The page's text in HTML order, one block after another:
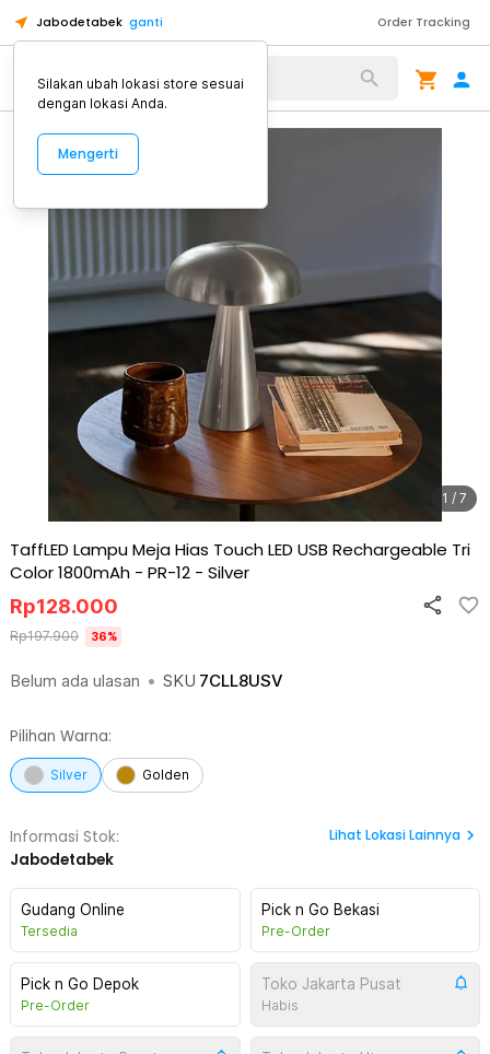
Jabodetabek ganti Order Tracking
Alat Kopi
1 / 7
TaffLED Lampu Meja Hias Touch LED USB Rechargeable Tri
Color 1800mAh - PR-12 - Silver
Belum ada ulasan • SKU 7CLL8USV
Rp128.000
Rp197.900 36%
Pilihan Warna:
Silver Golden
Informasi Stok:
Jabodetabek
Lihat Lokasi Lainnya
Gudang Online
Tersedia
Pick n Go Bekasi
Pre-Order
Pick n Go Depok
Pre-Order
Toko Jakarta Pusat
Habis
Silakan ubah lokasi store sesuai
dengan lokasi Anda.
Mengerti